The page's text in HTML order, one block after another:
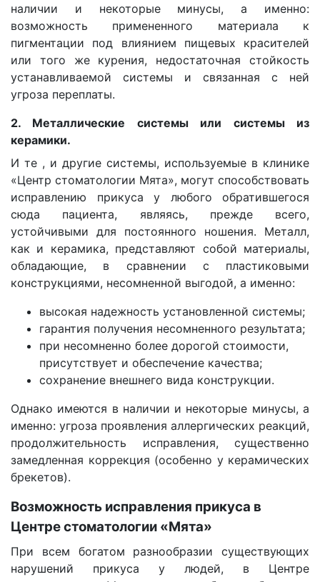
наличии и некоторые минусы, а именно:
возможность примененного материала к
пигментации под влиянием пищевых красителей
или того же курения, недостаточная стойкость
устанавливаемой системы и связанная с ней
угроза переплаты.
2. Металлические системы или системы из
керамики.
И те , и другие системы, используемые в клинике
«Центр стоматологии Мята», могут способствовать
исправлению прикуса у любого обратившегося
сюда пациента, являясь, прежде всего,
устойчивыми для постоянного ношения. Металл,
как и керамика, представляют собой материалы,
обладающие, в сравнении с пластиковыми
конструкциями, несомненной выгодой, а именно:
высокая надежность установленной системы;
гарантия получения несомненного результата;
при несомненно более дорогой стоимости,
присутствует и обеспечение качества;
сохранение внешнего вида конструкции.
Однако имеются в наличии и некоторые минусы, а
именно: угроза проявления аллергических реакций,
продолжительность исправления, существенно
замедленная коррекция (особенно у керамических
брекетов).
Возможность исправления прикуса в
Центре стоматологии «Мята»
При всем богатом разнообразии существующих
нарушений прикуса у людей, в Центре